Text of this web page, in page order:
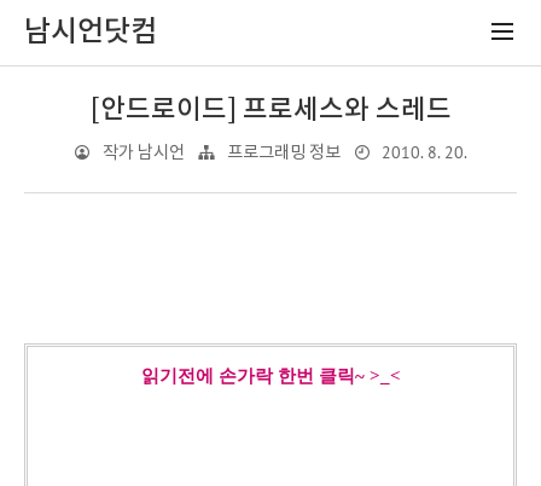
남시언닷컴
[안드로이드] 프로세스와 스레드
작가 남시언 프로그래밍 정보 2010. 8. 20.
읽기전에 손가락 한번 클릭~ >_<